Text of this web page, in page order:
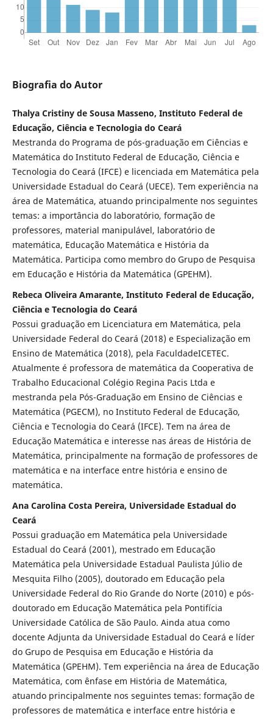
Biografia do Autor
Thalya Cristiny de Sousa Masseno, Instituto Federal de
Educação, Ciência e Tecnologia do Ceará
Mestranda do Programa de pós-graduação em Ciências e
Matemática do Instituto Federal de Educação, Ciência e
Tecnologia do Ceará (IFCE) e licenciada em Matemática pela
Universidade Estadual do Ceará (UECE). Tem experiência na
área de Matemática, atuando principalmente nos seguintes
temas: a importância do laboratório, formação de
professores, material manipulável, laboratório de
matemática, Educação Matemática e História da
Matemática. Participa como membro do Grupo de Pesquisa
em Educação e História da Matemática (GPEHM).
Rebeca Oliveira Amarante, Instituto Federal de Educação,
Ciência e Tecnologia do Ceará
Possui graduação em Licenciatura em Matemática, pela
Universidade Federal do Ceará (2018) e Especialização em
Ensino de Matemática (2018), pela FaculdadeICETEC.
Atualmente é professora de matemática da Cooperativa de
Trabalho Educacional Colégio Regina Pacis Ltda e
mestranda pela Pós-Graduação em Ensino de Ciências e
Matemática (PGECM), no Instituto Federal de Educação,
Ciência e Tecnologia do Ceará (IFCE). Tem na área de
Educação Matemática e interesse nas áreas de História de
Matemática, principalmente na formação de professores de
matemática e na interface entre história e ensino de
matemática.
Ana Carolina Costa Pereira, Universidade Estadual do
Ceará
Possui graduação em Matemática pela Universidade
Estadual do Ceará (2001), mestrado em Educação
Matemática pela Universidade Estadual Paulista Júlio de
Mesquita Filho (2005), doutorado em Educação pela
Universidade Federal do Rio Grande do Norte (2010) e pós-
doutorado em Educação Matemática pela Pontifícia
Universidade Católica de São Paulo. Ainda atua como
docente Adjunta da Universidade Estadual do Ceará e líder
do Grupo de Pesquisa em Educação e História da
Matemática (GPEHM). Tem experiência na área de Educação
Matemática, com ênfase em História de Matemática,
atuando principalmente nos seguintes temas: formação de
professores de matemática e interface entre história e